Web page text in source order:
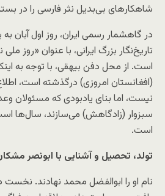
شاهکارهای بی‌بدیل نثر فارسی را در
در گاهشمار رسمی ایران، روز اول آبان‌
تاریخ‌نگار بزرگ ایرانی، با عنوان «روز
است. از محل دفن بیهقی، با توجه به
(افغانستان امروزی) درگذشته است،
نیست، اما بنای یادبودی که مسئولان
سبزوار (زادگاهش) می‌سازند، سال‌ها
است.
تولد، تحصیل و آشنایی با ابونصر
نام او را ابوالفضل محمد نهادند.